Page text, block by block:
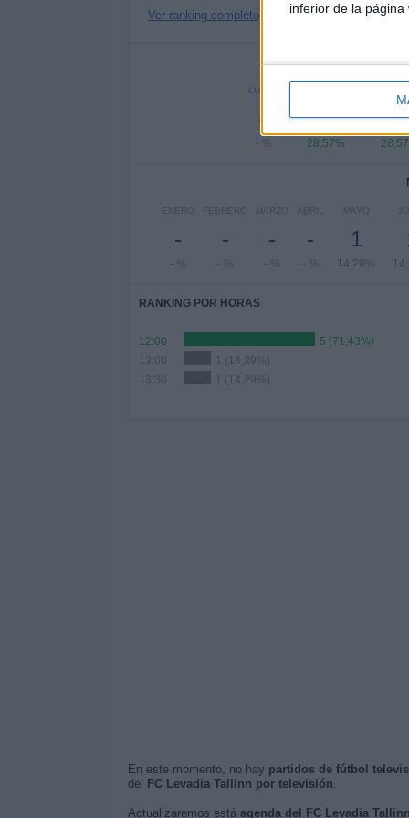
inferior de la página
Ver ranking completo
Nº DE
LUNES
-
- %
2
28,57%
2
ENERO
-
- %
FEBRERO
-
- %
MARZO
-
- %
ABRIL
-
- %
MAYO
1
14,29%
RANKING POR HORAS
12:00
5 (71,43%)
13:00
1 (14,29%)
13:30
1 (14,29%)
En este momento, no hay partidos de fútbol
del
FC Levadia Tallinn por televisión.
Actualizaremos está agenda del FC Levadia